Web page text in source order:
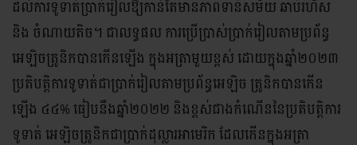
ដល់ការទូទាត់ប្រាក់រៀលឱ្យកាន់តែមានភាពទាន់សម័យ ឆាប់រហ័ស
និង ចំណាយតិច។ ជាលទ្ធផល ការប្រើប្រាស់ប្រាក់រៀលតាមប្រព័ន្ធ
អេឡិចត្រូនិកបានកើនឡើង ក្នុងអត្រាមួយខ្ពស់ ដោយក្នុងឆ្នាំ២០២៣
ប្រតិបត្តិការទូទាត់ជាប្រាក់រៀលតាមប្រព័ន្ធអេឡិច ត្រូនិកបានកើន
ឡើង ៤៤% ធៀបនឹងឆ្នាំ២០២២ និងខ្ពស់ជាងកំណើននៃប្រតិបត្តិការ
ទូទាត់ អេឡិចត្រូនិកជាប្រាក់ដុល្លារអាមេរិក ដែលកើនក្នុងអត្រា